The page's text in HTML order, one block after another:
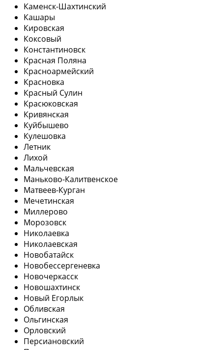
Каменск-Шахтинский
Кашары
Кировская
Коксовый
Константиновск
Красная Поляна
Красноармейский
Красновка
Красный Сулин
Красюковская
Кривянская
Куйбышево
Кулешовка
Летник
Лихой
Мальчевская
Маньково-Калитвенское
Матвеев-Курган
Мечетинская
Миллерово
Морозовск
Николаевка
Николаевская
Новобатайск
Новобессергеневка
Новочеркасск
Новошахтинск
Новый Егорлык
Обливская
Ольгинская
Орловский
Персиановский